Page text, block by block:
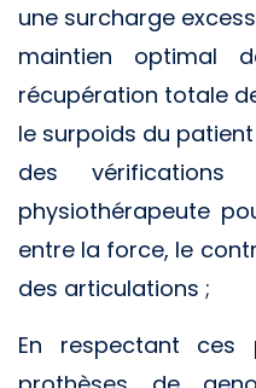
une surcharge
maintien optimal
récupération totale
le surpoids du patient
des vérifications
physiothérapeute
entre la force, le
des articulations ;
En respectant ces